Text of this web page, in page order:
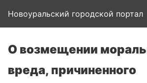
Новоуральский городской портал
О возмещении
вреда, причиненного